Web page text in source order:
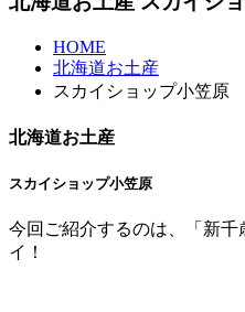
HOME
北海道お土産
スカイショップ小笠原
北海道お土産
スカイショップ小笠原
今回ご紹介するのは、「新
イ！